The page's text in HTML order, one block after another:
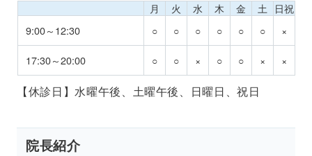
月 火 水 木 金 土
日祝
9:00～12:30
○ ○ ○ ○ ○ ○ ×
17:30～20:00 ○ ○ × ○ ○ × ×
【休診日】水曜午後、土曜午後、日曜日、祝日
院長紹介